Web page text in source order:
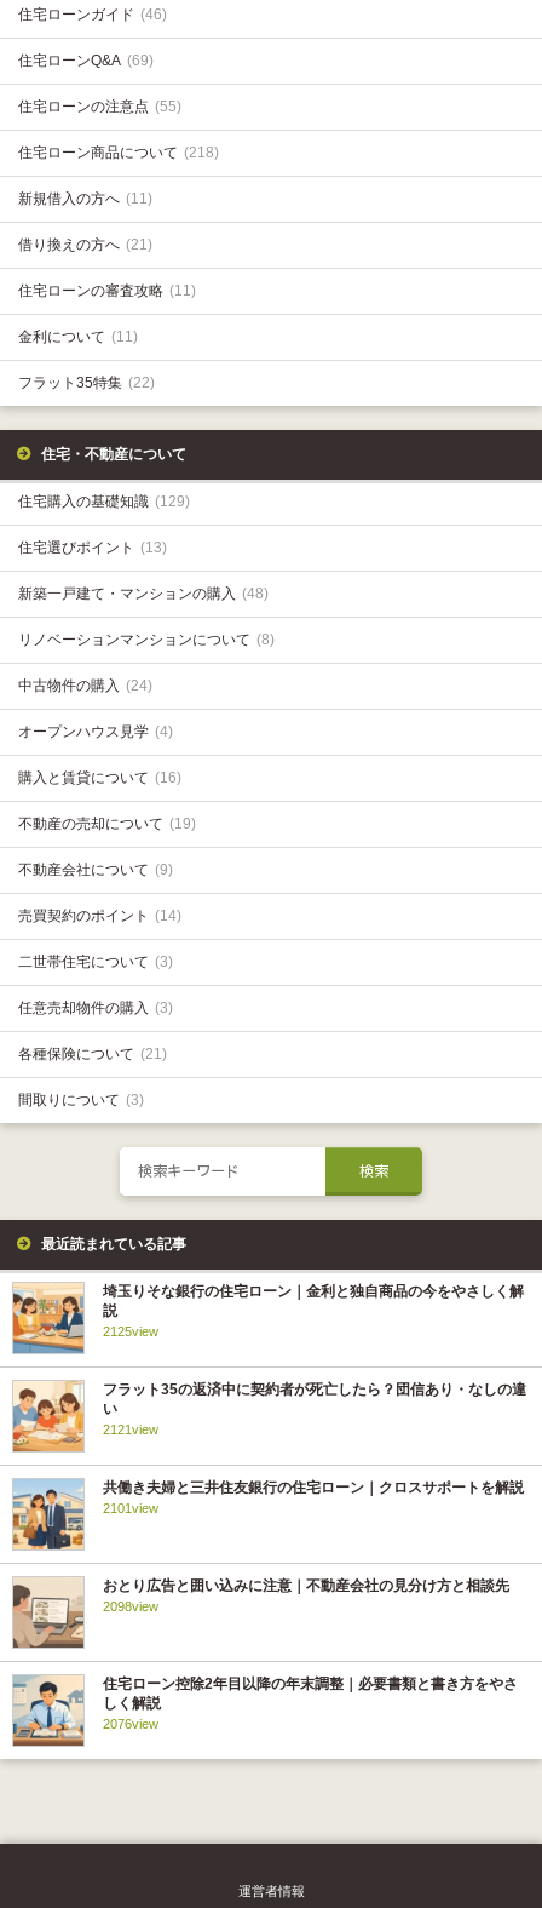
住宅ローンガイド (46)
住宅ローンQ&A (69)
住宅ローンの注意点 (55)
住宅ローン商品について (218)
新規借入の方へ (11)
借り換えの方へ (21)
住宅ローンの審査攻略 (11)
金利について (11)
フラット35特集 (22)
住宅・不動産について
住宅購入の基礎知識 (129)
住宅選びポイント (13)
新築一戸建て・マンションの購入 (48)
リノベーションマンションについて (8)
中古物件の購入 (24)
オープンハウス見学 (4)
購入と賃貸について (16)
不動産の売却について (19)
不動産会社について (9)
売買契約のポイント (14)
二世帯住宅について (3)
任意売却物件の購入 (3)
各種保険について (21)
間取りについて (3)
最近読まれている記事
埼玉りそな銀行の住宅ローン｜金利と独自商品の今をやさしく解
説
2125view
フラット35の返済中に契約者が死亡したら？団信あり・なしの違
い
2121view
共働き夫婦と三井住友銀行の住宅ローン｜クロスサポートを解説
2101view
おとり広告と囲い込みに注意｜不動産会社の見分け方と相談先
2098view
住宅ローン控除2年目以降の年末調整｜必要書類と書き方をやさ
しく解説
2076view
運営者情報